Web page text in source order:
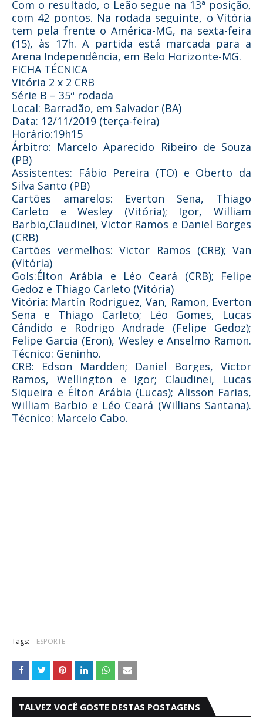
Com o resultado, o Leão segue na 13ª posição,
com 42 pontos. Na rodada seguinte, o Vitória
tem pela frente o América-MG, na sexta-feira
(15), às 17h. A partida está marcada para a
Arena Independência, em Belo Horizonte-MG.
FICHA TÉCNICA
Vitória 2 x 2 CRB
Série B – 35ª rodada
Local: Barradão, em Salvador (BA)
Data: 12/11/2019 (terça-feira)
Horário:19h15
Árbitro: Marcelo Aparecido Ribeiro de Souza
(PB)
Assistentes: Fábio Pereira (TO) e Oberto da
Silva Santo (PB)
Cartões amarelos: Everton Sena, Thiago
Carleto e Wesley (Vitória); Igor, William
Barbio,Claudinei, Victor Ramos e Daniel Borges
(CRB)
Cartões vermelhos: Victor Ramos (CRB); Van
(Vitória)
Gols:Élton Arábia e Léo Ceará (CRB); Felipe
Gedoz e Thiago Carleto (Vitória)
Vitória: Martín Rodriguez, Van, Ramon, Everton
Sena e Thiago Carleto; Léo Gomes, Lucas
Cândido e Rodrigo Andrade (Felipe Gedoz);
Felipe Garcia (Eron), Wesley e Anselmo Ramon.
Técnico: Geninho.
CRB: Edson Mardden; Daniel Borges, Victor
Ramos, Wellington e Igor; Claudinei, Lucas
Siqueira e Élton Arábia (Lucas); Alisson Farias,
William Barbio e Léo Ceará (Willians Santana).
Técnico: Marcelo Cabo.
Tags: ESPORTE
TALVEZ VOCÊ GOSTE DESTAS POSTAGENS